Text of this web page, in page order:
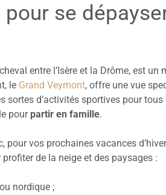
pour se
entre l’Isère et la Drôme, est
le Grand Veymont, offre une vue
sortes d’activités sportives pour
pour partir en famille.
pour vos prochaines vacances
profiter de la neige et des paysages :
nordique ;